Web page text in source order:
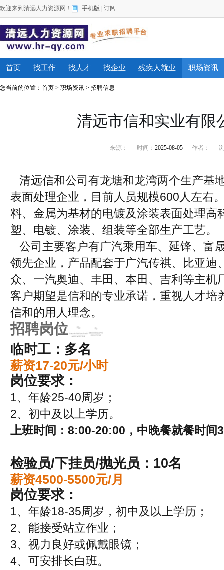
欢迎来到清远人力资源网！ 手机版 订阅
首页 找工作 找人才 找企业 残疾人就业 职场资讯
您当前的位置： 首页 > 职场资讯 > 招聘信息
清远市信和实业有限
来源： 时间： 2025-08-05 作者：
清远信和公司有龙塘和龙湾两个生产基
表面处理企业，目前人员规模600人左右
料、金属为基材的电镀及涂装表面处理高
塑、电镀、涂装、组装等全部生产工艺。
公司主要客户有广汽乘用车、延锋、富
领先企业，产品配套于广汽传祺、比亚迪
众、一汽奥迪、丰田、本田、吉利等主机
客户期望是信和的专业承诺，重视人才培
信和的用人理念。
招聘岗位
临时工：多名
薪资17-20元/小时
岗位要求：
1、年龄25-40周岁；
2、初中及以上学历。
上班时间：8:00-20:00，中晚餐就餐时间
检验员/下挂员/抛光员：10名
薪资4500-5500元/月
岗位要求：
1、年龄18-35周岁，初中及以上学历；
2、能接受站立作业；
3、视力良好或佩戴眼镜；
4、可安排长白班。